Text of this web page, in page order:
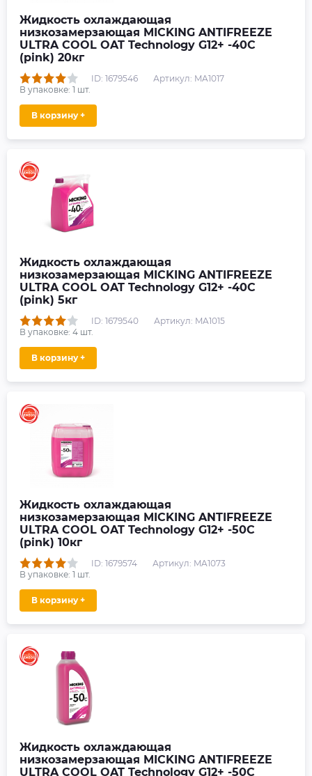
Жидкость охлаждающая
низкозамерзающая MICKING ANTIFREEZE
ULTRA COOL OAT Technology G12+ -40C
(pink) 20кг
ID: 1679546
Артикул: MA1017
В упаковке: 1 шт.
В корзину +
Жидкость охлаждающая
низкозамерзающая MICKING ANTIFREEZE
ULTRA COOL OAT Technology G12+ -40C
(pink) 5кг
ID: 1679540
Артикул: MA1015
В упаковке: 4 шт.
В корзину +
Жидкость охлаждающая
низкозамерзающая MICKING ANTIFREEZE
ULTRA COOL OAT Technology G12+ -50C
(pink) 10кг
ID: 1679574
Артикул: MA1073
В упаковке: 1 шт.
В корзину +
Жидкость охлаждающая
низкозамерзающая MICKING ANTIFREEZE
ULTRA COOL OAT Technology G12+ -50C